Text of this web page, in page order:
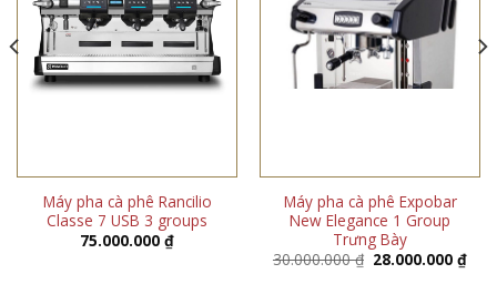
Máy pha cà phê Rancilio
Classe 7 USB 3 groups
75.000.000 ₫
Máy pha cà phê Expobar
New Elegance 1 Group
Trưng Bày
30.000.000₫ Giá
gốc
28.000.000₫Giá